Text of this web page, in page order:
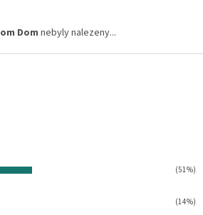
Dom nebyly nalezeny...
(51%)
(14%)